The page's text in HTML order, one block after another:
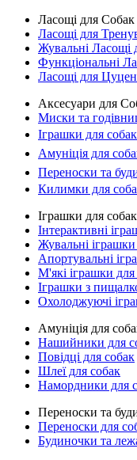
Ласощі для Собак
Ласощі для
Жувальні Ласощі
Функціональні
Ласощі для
Аксесуари для
Миски та
Іграшки для собак
Амуніція для
Переноски та
Килимки для
Іграшки для собак
Інтерактивні
Жувальні
Апортувальні
М'які іграшки для
Іграшки з
Охолоджуючі
Амуніція для
Нашийники для
Повідці для собак
Шлеї для собак
Намордники для
Переноски та
Переноски для
Будиночки та